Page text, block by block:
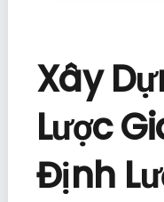
Xây
Lược
Định